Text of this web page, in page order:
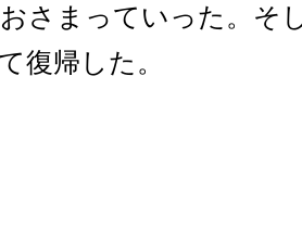
さまっていった。そ
復帰した。